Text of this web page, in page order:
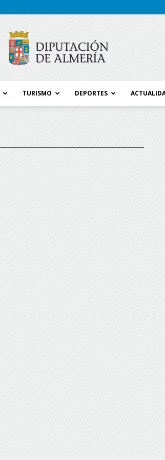
TURISMO DEPORTES